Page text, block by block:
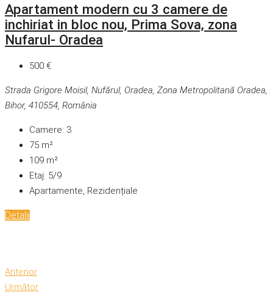
Apartament modern cu 3 camere de
inchiriat in bloc nou, Prima Sova, zona
Nufarul- Oradea
500 €
Strada Grigore Moisil, Nufărul, Oradea, Zona Metropolitană Oradea,
Bihor, 410554, România
Camere: 3
75 m²
109 m²
Etaj: 5/9
Apartamente, Rezidențiale
Detalii
Anterior
Următor